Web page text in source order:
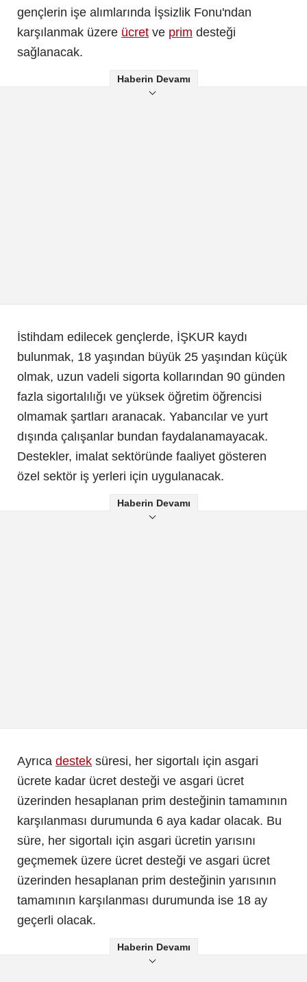
gençlerin işe alımlarında İşsizlik Fonu'ndan
karşılanmak üzere ücret ve prim desteği
sağlanacak.
Haberin Devamı
İstihdam edilecek gençlerde, İŞKUR kaydı
bulunmak, 18 yaşından büyük 25 yaşından küçük
olmak, uzun vadeli sigorta kollarından 90 günden
fazla sigortalılığı ve yüksek öğretim öğrencisi
olmamak şartları aranacak. Yabancılar ve yurt
dışında çalışanlar bundan faydalanamayacak.
Destekler, imalat sektöründe faaliyet gösteren
özel sektör iş yerleri için uygulanacak.
Haberin Devamı
Ayrıca destek süresi, her sigortalı için asgari
ücrete kadar ücret desteği ve asgari ücret
üzerinden hesaplanan prim desteğinin tamamının
karşılanması durumunda 6 aya kadar olacak. Bu
süre, her sigortalı için asgari ücretin yarısını
geçmemek üzere ücret desteği ve asgari ücret
üzerinden hesaplanan prim desteğinin yarısının
tamamının karşılanması durumunda ise 18 ay
geçerli olacak.
Haberin Devamı